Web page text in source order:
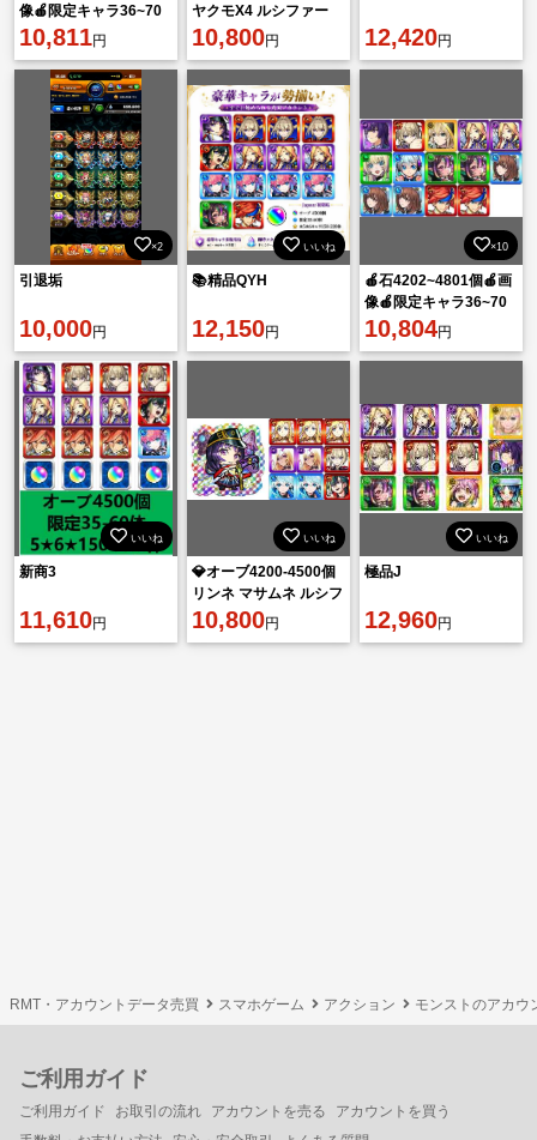
像🍎限定キャラ36~70
体🍎ランダム星5星
6*152~212体
10,811円
ヤクモX4 ルシファー
X2 エクスカリバーX4
逆鱗 エル アガステ
10,800円 12,420円
×2
引退垢
10,000円
いいね
📚精品QYH
12,150円
×10
🍎石4202~4801個🍎画
像🍎限定キャラ36~70
体🍎ランダム星5星
6*152~212体
10,804円
いいね
新商3
11,610円
いいね
💎オーブ4200-4500個
リンネ マサムネ ルシフ
ァーX2 マナX3 メア ネ
オX2 ニケ メ
10,800円
いいね
極品J
12,960円
RMT・アカウントデータ売買 スマホゲーム アクション モンストのアカウ
ご利用ガイド
ご利用ガイド お取引の流れ アカウントを売る
アカウントを買う